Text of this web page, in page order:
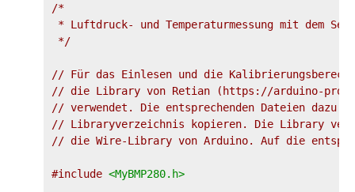
/*
* Luftdruck- und Temperaturmessung mit dem
*/
// Für das Einlesen und die
// die Library von Retian (https://arduino-
// verwendet. Die entsprechenden Dateien dazu
// Libraryverzeichnis kopieren. Die Library
// die Wire-Library von Arduino. Auf die
#include <MyBMP280.h>